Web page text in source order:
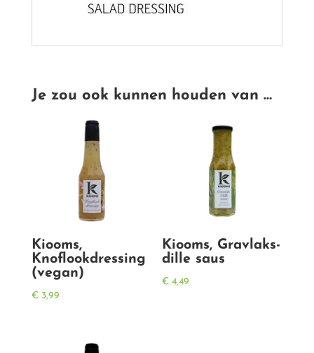
Je zou ook kunnen houden van …
Kiooms,
Knoflookdressing
(vegan)
€3,99
Kiooms, Gravlaks-
dille saus
€ 4,49